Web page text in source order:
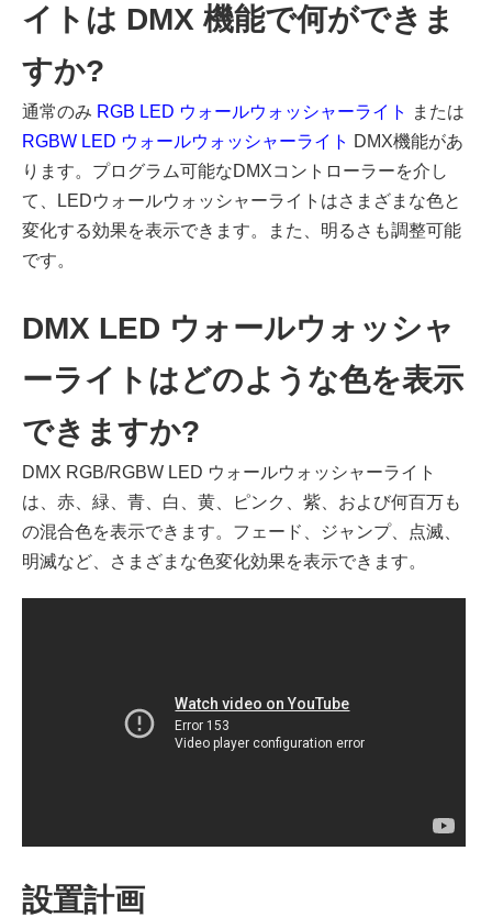
イトは DMX 機能で何ができま
すか?
通常のみ RGB LED ウォールウォッシャーライト
または
RGBW LED ウォールウォッシャーライト DMX機能があ
ります。プログラム可能なDMXコントローラーを介し
て、LEDウォールウォッシャーライトはさまざまな色と
変化する効果を表示できます。また、明るさも調整可能
です。
DMX LED ウォールウォッシャ
ーライトはどのような色を表示
できますか?
DMX RGB/RGBW LED ウォールウォッシャーライト
は、赤、緑、青、白、黄、ピンク、紫、および何百万も
の混合色を表示できます。フェード、ジャンプ、点滅、
明滅など、さまざまな色変化効果を表示できます。
設置計画